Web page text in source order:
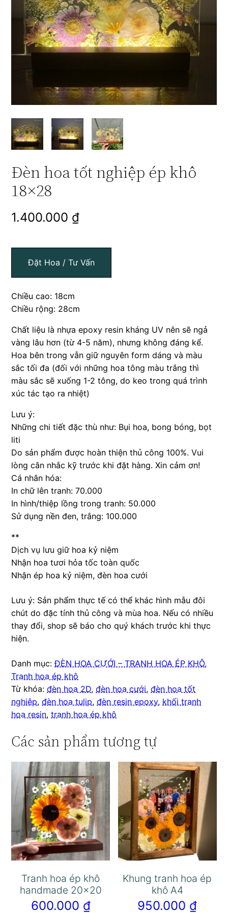
Đèn hoa tốt nghiệp ép khô
18×28
1.400.000 ₫
Đặt Hoa / Tư Vấn
Chiều cao: 18cm
Chiều rộng: 28cm
Chất liệu là nhựa epoxy resin kháng UV nên sẽ ngả
vàng lâu hơn (từ 4-5 năm), nhưng không đáng kể.
Hoa bên trong vẫn giữ nguyên form dáng và màu
sắc tối đa (đối với những hoa tông màu trắng thì
màu sắc sẽ xuống 1-2 tông, do keo trong quá trình
xúc tác tạo ra nhiệt)
Lưu ý:
Những chi tiết đặc thù như: Bụi hoa, bong bóng, bọt
liti
Do sản phẩm được hoàn thiện thủ công 100%. Vui
lòng cân nhắc kỹ trước khi đặt hàng. Xin cảm ơn!
Cá nhân hóa:
In chữ lên tranh: 70.000
In hình/thiệp lồng trong tranh: 50.000
Sử dụng nền đen, trắng: 100.000
**
Dịch vụ lưu giữ hoa kỷ niệm
Nhận hoa tươi hỏa tốc toàn quốc
Nhận ép hoa kỷ niệm, đèn hoa cưới
Lưu ý: Sản phẩm thực tế có thể khác hình mẫu đôi
chút do đặc tính thủ công và mùa hoa. Nếu có nhiều
thay đổi, shop sẽ báo cho quý khách trước khi thực
hiện.
Danh mục:ĐÈN HOA CƯỚI – TRANH HOA ÉP KHÔ,
Tranh hoa ép khô
Từ khóa:đèn hoa 2D,đèn hoa cưới,đèn hoa tốt
nghiệp,đèn hoa tulip,đèn resin epoxy, khối tranh
hoa resin,tranh hoa ép khô
Các sản phẩm tương tự
Tranh hoa ép khô
handmade 20×20
600.000 ₫
Khung tranh hoa ép
khô A4
950.000 ₫